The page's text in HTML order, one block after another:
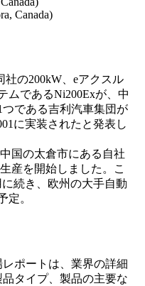
Canada)
社の200kW、eアクスル
ムであるNi200Exが、中
である吉利汽車集団が
に実装されたと発表し
国の太倉市にある自社
産を開始しました。こ
続き、欧州の大手自動
定。
ポートは、業界の詳細
タイプ、製品の主要な